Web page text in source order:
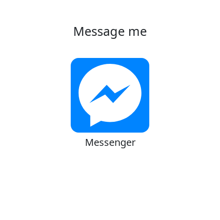
Message me
Messenger